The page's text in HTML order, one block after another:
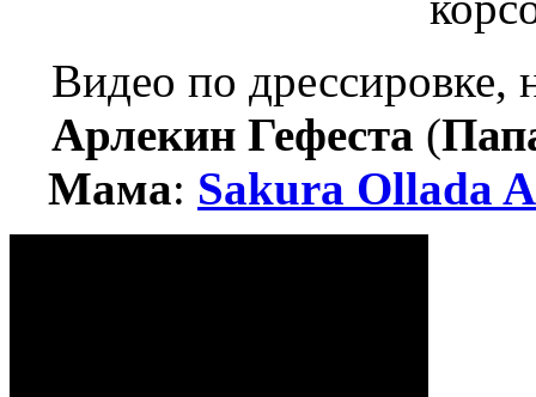
Видео по дрессировке,
Арлекин Гефеста (
Мама: Sakura Ollada